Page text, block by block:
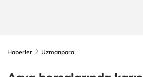
Haberler Uzmanpara